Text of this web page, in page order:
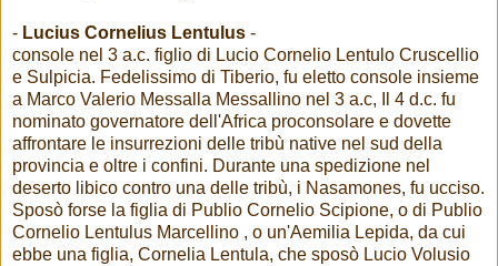
- Lucius Cornelius Lentulus -
console nel 3 a.c. figlio di Lucio Cornelio Lentulo Cruscellio
e Sulpicia. Fedelissimo di Tiberio, fu eletto console insieme
a Marco Valerio Messalla Messallino nel 3 a.c, Il 4 d.c. fu
nominato governatore dell'Africa proconsolare e dovette
affrontare le insurrezioni delle tribù native nel sud della
provincia e oltre i confini. Durante una spedizione nel
deserto libico contro una delle tribù, i Nasamones, fu ucciso.
Sposò forse la figlia di Publio Cornelio Scipione, o di Publio
Cornelio Lentulus Marcellino , o un'Aemilia Lepida, da cui
ebbe una figlia, Cornelia Lentula, che sposò Lucio Volusio